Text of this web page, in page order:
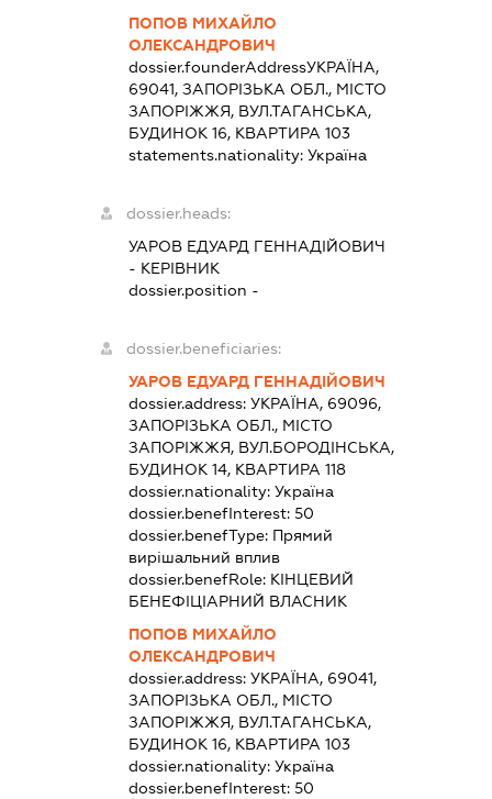
ПОПОВ МИХАЙЛО
ОЛЕКСАНДРОВИЧ
dossier.founderAddressУКРАЇНА,
69041, ЗАПОРІЗЬКА ОБЛ., МІСТО
ЗАПОРІЖЖЯ, ВУЛ.ТАГАНСЬКА,
БУДИНОК 16, КВАРТИРА 103
statements.nationality: Україна
dossier.heads:
УАРОВ ЕДУАРД ГЕННАДІЙОВИЧ
- КЕРІВНИК
dossier.position -
dossier.beneficiaries:
УАРОВ ЕДУАРД ГЕННАДІЙОВИЧ
dossier.address: УКРАЇНА, 69096,
ЗАПОРІЗЬКА ОБЛ., МІСТО
ЗАПОРІЖЖЯ, ВУЛ.БОРОДІНСЬКА,
БУДИНОК 14, КВАРТИРА 118
dossier.nationality: Україна
dossier.benefInterest: 50
dossier.benefType: Прямий
вирішальний вплив
dossier.benefRole: КІНЦЕВИЙ
БЕНЕФІЦІАРНИЙ ВЛАСНИК
ПОПОВ МИХАЙЛО
ОЛЕКСАНДРОВИЧ
dossier.address: УКРАЇНА, 69041,
ЗАПОРІЗЬКА ОБЛ., МІСТО
ЗАПОРІЖЖЯ, ВУЛ.ТАГАНСЬКА,
БУДИНОК 16, КВАРТИРА 103
dossier.nationality: Україна
dossier.benefInterest: 50